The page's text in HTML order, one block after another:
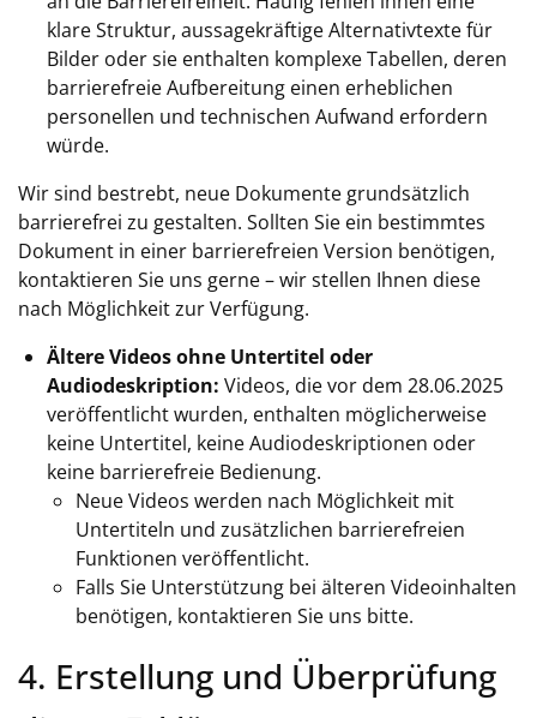
klare Struktur, aussagekräftige Alternativtexte für
Bilder oder sie enthalten komplexe Tabellen, deren
barrierefreie Aufbereitung einen erheblichen
personellen und technischen Aufwand erfordern
würde.
Wir sind bestrebt, neue Dokumente grundsätzlich
barrierefrei zu gestalten. Sollten Sie ein bestimmtes
Dokument in einer barrierefreien Version benötigen,
kontaktieren Sie uns gerne – wir stellen Ihnen diese
nach Möglichkeit zur Verfügung.
Ältere Videos ohne Untertitel oder
Audiodeskription: Videos, die vor dem 28.06.2025
veröffentlicht wurden, enthalten möglicherweise
keine Untertitel, keine Audiodeskriptionen oder
keine barrierefreie Bedienung.
Neue Videos werden nach Möglichkeit mit
Untertiteln und zusätzlichen barrierefreien
Funktionen veröffentlicht.
Falls Sie Unterstützung bei älteren Videoinhalten
benötigen, kontaktieren Sie uns bitte.
4. Erstellung und Überprüfung